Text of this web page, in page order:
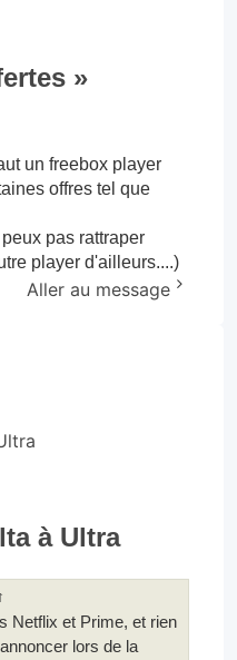
»
un freebox player
offres tel que
pas rattraper
player d'ailleurs....)
Aller au message
à Ultra
↑
Netflix et Prime, et rien
lors de la